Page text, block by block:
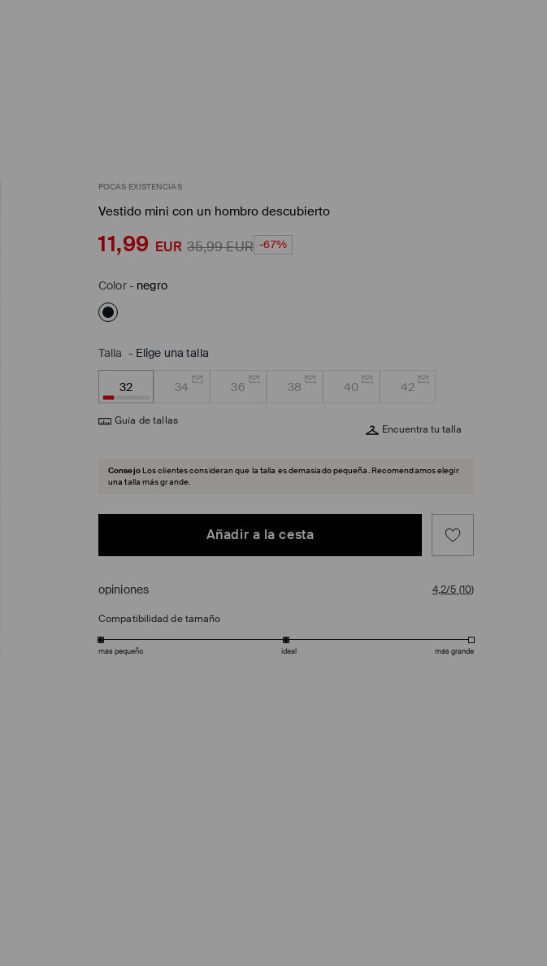
POCAS EXISTENCIAS
Vestido mini con un hombro descubierto
11,99 EUR 35,99EUR -67%
Color- negro
Talla - Elige una talla
32 34 36 38 40 42
Guía de tallas
Encuentra tu talla
Consejo Los clientes consideran que la talla es demasiado pequeña. Recomendamos elegir
una talla más grande.
Añadir a la cesta
opiniones 4,2/5 (10)
Compatibilidad de tamaño
más pequeño ideal más grande